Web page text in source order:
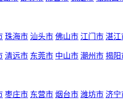
珠海市 汕头市 佛山市 江门市 湛江
清远市 东莞市 中山市 潮州市 揭阳
枣庄市 东营市 烟台市 潍坊市 济宁